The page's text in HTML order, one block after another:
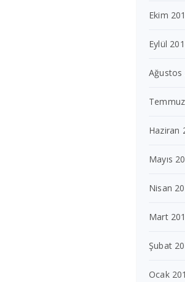
Ekim
Eylül
Ağustos
Haziran
Mayıs
Nisan
Mart
Şubat
Ocak